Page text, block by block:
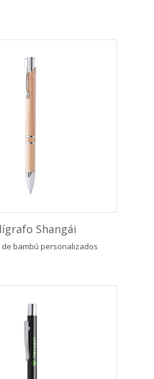
Shangái
bambú personalizados